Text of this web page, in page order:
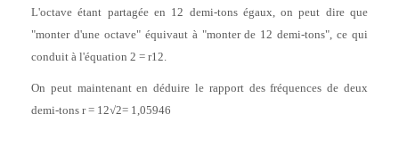
L'octave étant partagée en 12 demi-tons égaux, on peut dire que
"monter d'une octave" équivaut à "monter de 12 demi-tons", ce qui
conduit à l'équation 2 = r12.
On peut maintenant en déduire le rapport des fréquences de deux
demi-tons r = 12√2= 1,05946